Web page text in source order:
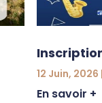
12 Juin, 2026 |
En savoir +